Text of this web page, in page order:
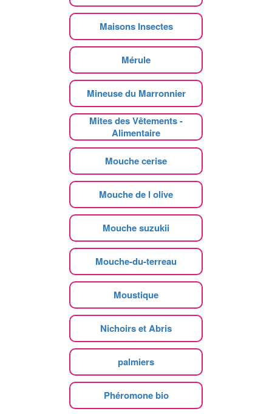
Maisons Insectes
Mérule
Mineuse du Marronnier
Mites des Vêtements -
Alimentaire
Mouche cerise
Mouche de l olive
Mouche suzukii
Mouche-du-terreau
Moustique
Nichoirs et Abris
palmiers
Phéromone bio